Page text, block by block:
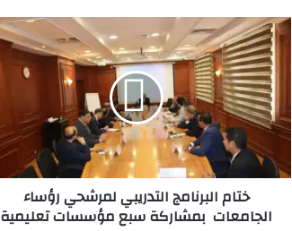
ختام
البرنامج
التدريبي
لمرشحي
رؤساء
الجامعات
بمشاركة
سبع
مؤسسات
تعليميةختام البرنامج التدريبي لمرشحي رؤساء
الجامعات بمشاركة سبع مؤسسات تعليمية